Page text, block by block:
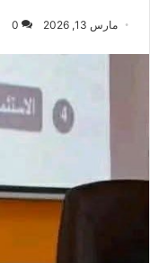
مارس 13, 2026 0